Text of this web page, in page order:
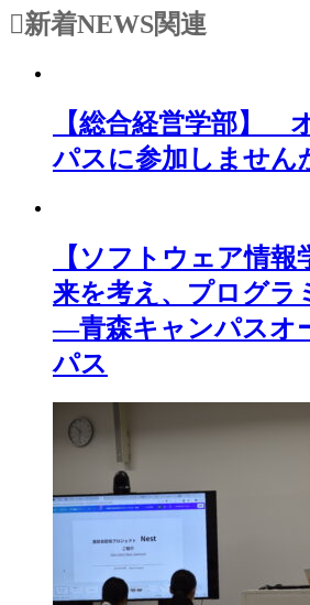
新着NEWS関連
【総合経営学部】
パスに参加しません
【ソフトウェア情
来を考え、プログラ
―青森キャンパスオ
パス